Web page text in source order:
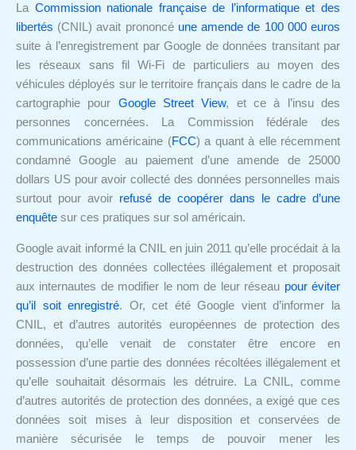
La Commission nationale française de l’informatique et des
libertés (CNIL) avait prononcé une amende de 100 000 euros
suite à l’enregistrement par Google de données transitant par
les réseaux sans fil Wi-Fi de particuliers au moyen des
véhicules déployés sur le territoire français dans le cadre de la
cartographie pour Google Street View, et ce à l’insu des
personnes concernées. La Commission fédérale des
communications américaine (FCC) a quant à elle récemment
condamné Google au paiement d’une amende de 25000
dollars US pour avoir collecté des données personnelles mais
surtout pour avoir refusé de coopérer dans le cadre d’une
enquête sur ces pratiques sur sol américain.
Google avait informé la CNIL en juin 2011 qu’elle procédait à la
destruction des données collectées illégalement et proposait
aux internautes de modifier le nom de leur réseau pour éviter
qu’il soit enregistré. Or, cet été Google vient d’informer la
CNIL, et d’autres autorités européennes de protection des
données, qu’elle venait de constater être encore en
possession d’une partie des données récoltées illégalement et
qu’elle souhaitait désormais les détruire. La CNIL, comme
d’autres autorités de protection des données, a exigé que ces
données soit mises à leur disposition et conservées de
manière sécurisée le temps de pouvoir mener les